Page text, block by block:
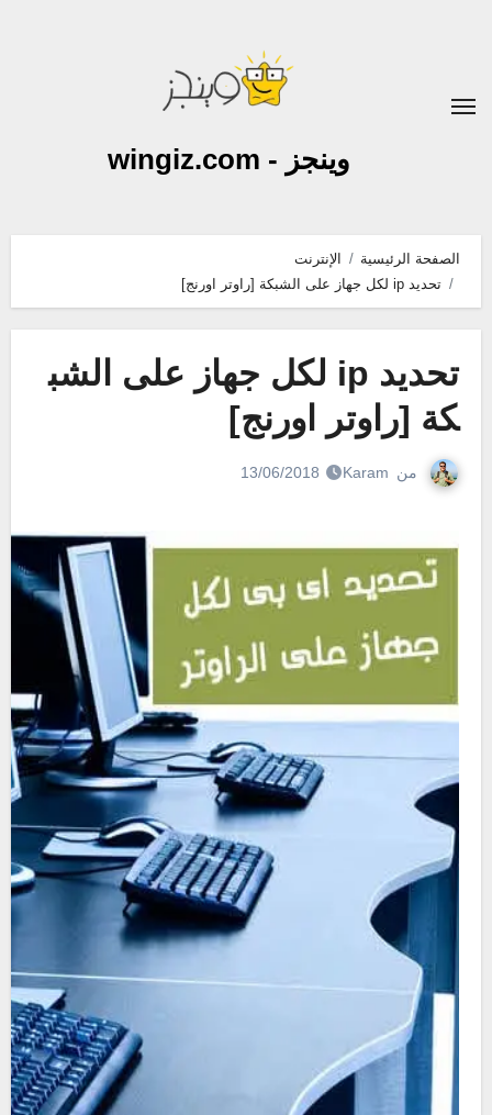
وينجز - wingiz.com
الصفحة الرئيسية
الإنترنت
تحديد ip لكل جهاز على الشبكة [راوتر اورنج]
تحديد ip لكل جهاز على الشب
كة [راوتر اورنج]
من Karam
13/06/2018